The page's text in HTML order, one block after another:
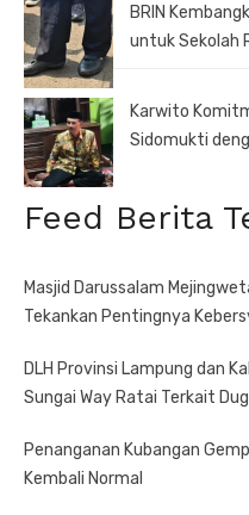
BRIN
untuk Sekolah
Karwito
Sidomukti
Feed Berita
Masjid Darussalam
Tekankan Pentingnya
DLH Provinsi Lampung dan
Sungai Way Ratai Terkait
Penanganan Kubangan
Kembali Normal